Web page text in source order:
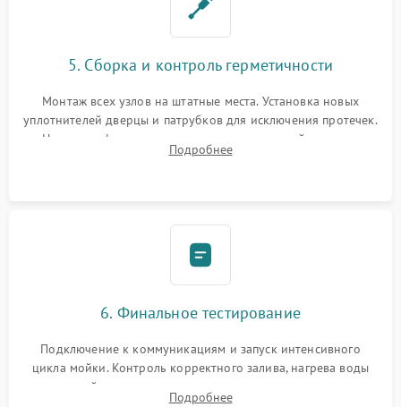
5. Сборка и контроль герметичности
Монтаж всех узлов на штатные места. Установка новых
уплотнителей дверцы и патрубков для исключения протечек.
Надежная фиксация хомутов гидравлической системы,
сборка корпуса и установка датчика поплавка.
Подробнее
6. Финальное тестирование
Подключение к коммуникациям и запуск интенсивного
цикла мойки. Контроль корректного залива, нагрева воды
до нужной температуры, отсутствия посторонних шумов,
Подробнее